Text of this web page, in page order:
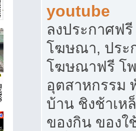
youtube
ลงประกาศฟ
โฆษณา, ประ
โฆษณาฟรี โ
อุตสาหกรรม
บ้าน ชิงช้าเห
ของกิน ของใ